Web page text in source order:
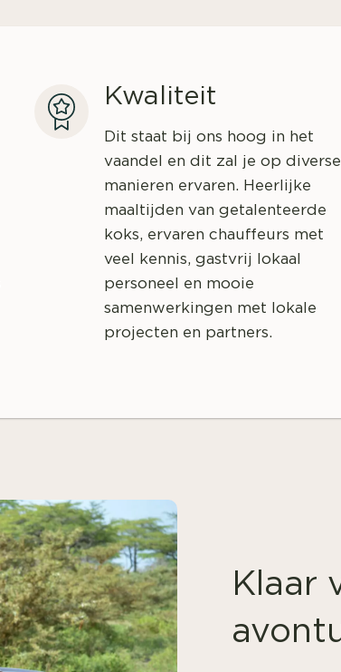
Kwaliteit
Dit staat bij ons hoog in het
vaandel en dit zal je op diverse
manieren ervaren. Heerlijke
maaltijden van getalenteerde
koks, ervaren chauffeurs met
veel kennis, gastvrij lokaal
personeel en mooie
samenwerkingen met lokale
projecten en partners.
Klaar